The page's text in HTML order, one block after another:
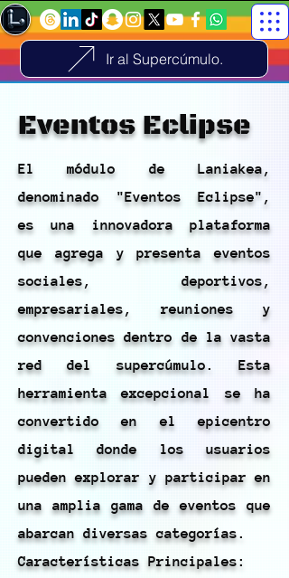
Ir al Supercúmulo.
Eventos Eclipse
El módulo de Laniakea,
denominado "Eventos Eclipse",
es una innovadora plataforma
que agrega y presenta eventos
sociales, deportivos,
empresariales, reuniones y
convenciones dentro de la vasta
red del supercúmulo. Esta
herramienta excepcional se ha
convertido en el epicentro
digital donde los usuarios
pueden explorar y participar en
una amplia gama de eventos que
abarcan diversas categorías.
Características Principales: